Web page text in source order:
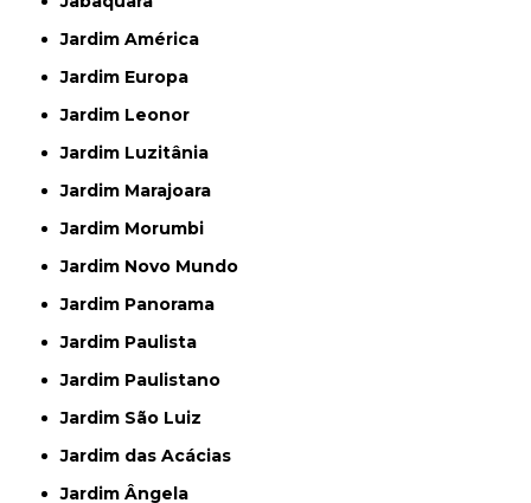
Jardim América
Jardim Europa
Jardim Leonor
Jardim Luzitânia
Jardim Marajoara
Jardim Morumbi
Jardim Novo Mundo
Jardim Panorama
Jardim Paulista
Jardim Paulistano
Jardim São Luiz
Jardim das Acácias
Jardim Ângela